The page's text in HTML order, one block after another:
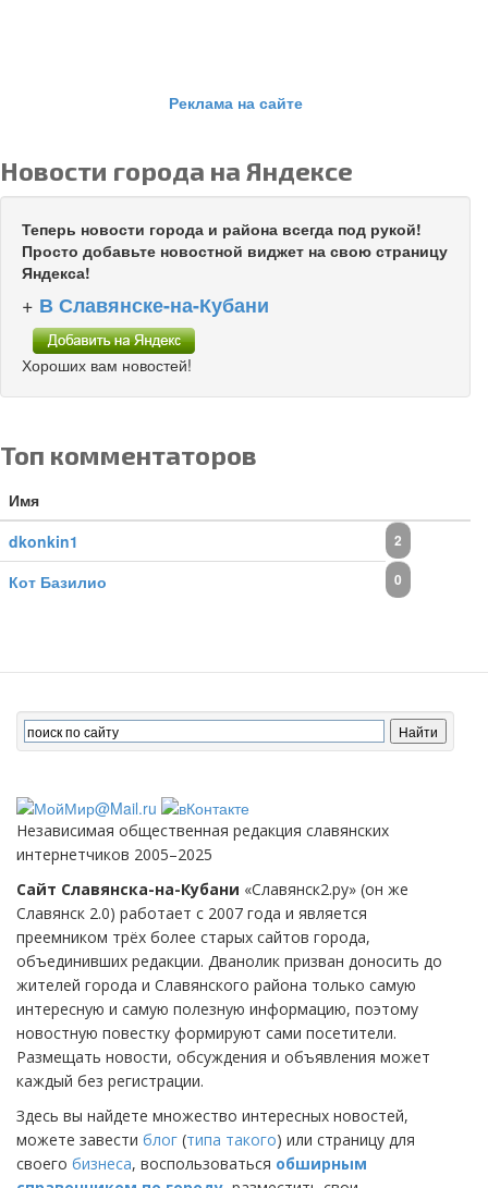
Реклама на сайте
Новости города на Яндексе
Теперь новости города и района всегда под рукой!
Просто добавьте новостной виджет на свою страницу
Яндекса!
+ В Славянске-на-Кубани
Хороших вам новостей!
Топ комментаторов
Имя
dkonkin1
2
Кот Базилио 0
Независимая общественная редакция славянских
интернетчиков 2005–2025
Сайт Славянска-на-Кубани «Славянск2.ру» (он же
Славянск 2.0) работает с 2007 года и является
преемником трёх более старых сайтов города,
объединивших редакции. Дванолик призван доносить до
жителей города и Славянского района только самую
интересную и самую полезную информацию, поэтому
новостную повестку формируют сами посетители.
Размещать новости, обсуждения и объявления может
каждый без регистрации.
Здесь вы найдете множество интересных новостей,
можете завести блог (типа такого) или страницу для
своего бизнеса, воспользоваться обширным